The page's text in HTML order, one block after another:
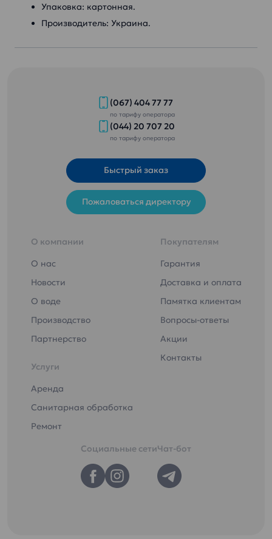
Упаковка: картонная.
Производитель: Украина.
(067) 404 77 77
по тарифу оператора
(044) 20 707 20
по тарифу оператора
Быстрый заказ
Пожаловаться директору
О компании
О нас
Новости
О воде
Производство
Партнерство
Услуги
Аренда
Санитарная обработка
Ремонт
Покупателям
Гарантия
Доставка и оплата
Памятка клиентам
Вопросы-ответы
Акции
Контакты
Социальные сетиЧат-бот